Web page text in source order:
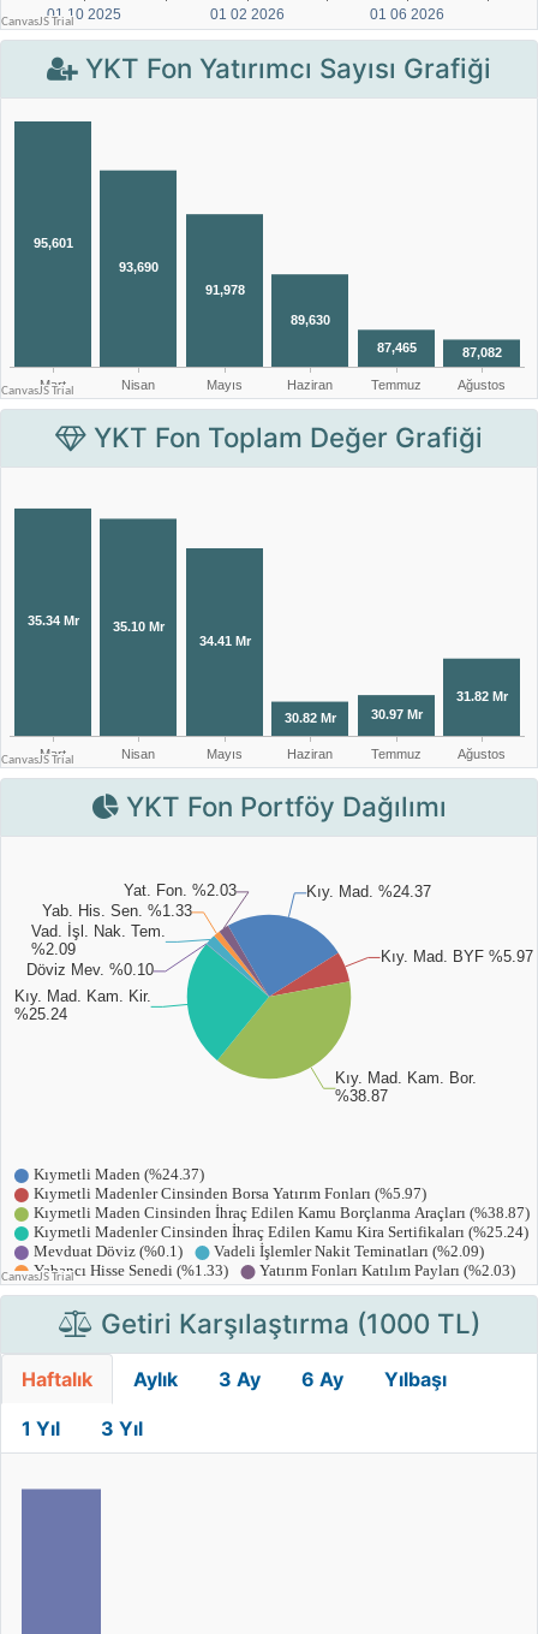
YKT Fon Yatırımcı Sayısı Grafiği
YKT Fon Toplam Değer Grafiği
YKT Fon Portföy Dağılımı
Getiri Karşılaştırma (1000 TL)
Haftalık Aylık 3 Ay 6 Ay Yılbaşı
1 Yıl 3 Yıl